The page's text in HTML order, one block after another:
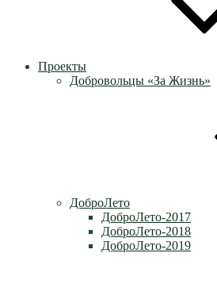
Проекты
Добровольцы «За Жизнь»
ДоброЛето
ДоброЛето-2017
ДоброЛето-2018
ДоброЛето-2019